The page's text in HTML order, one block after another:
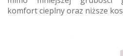
komfort cieplny oraz niższe